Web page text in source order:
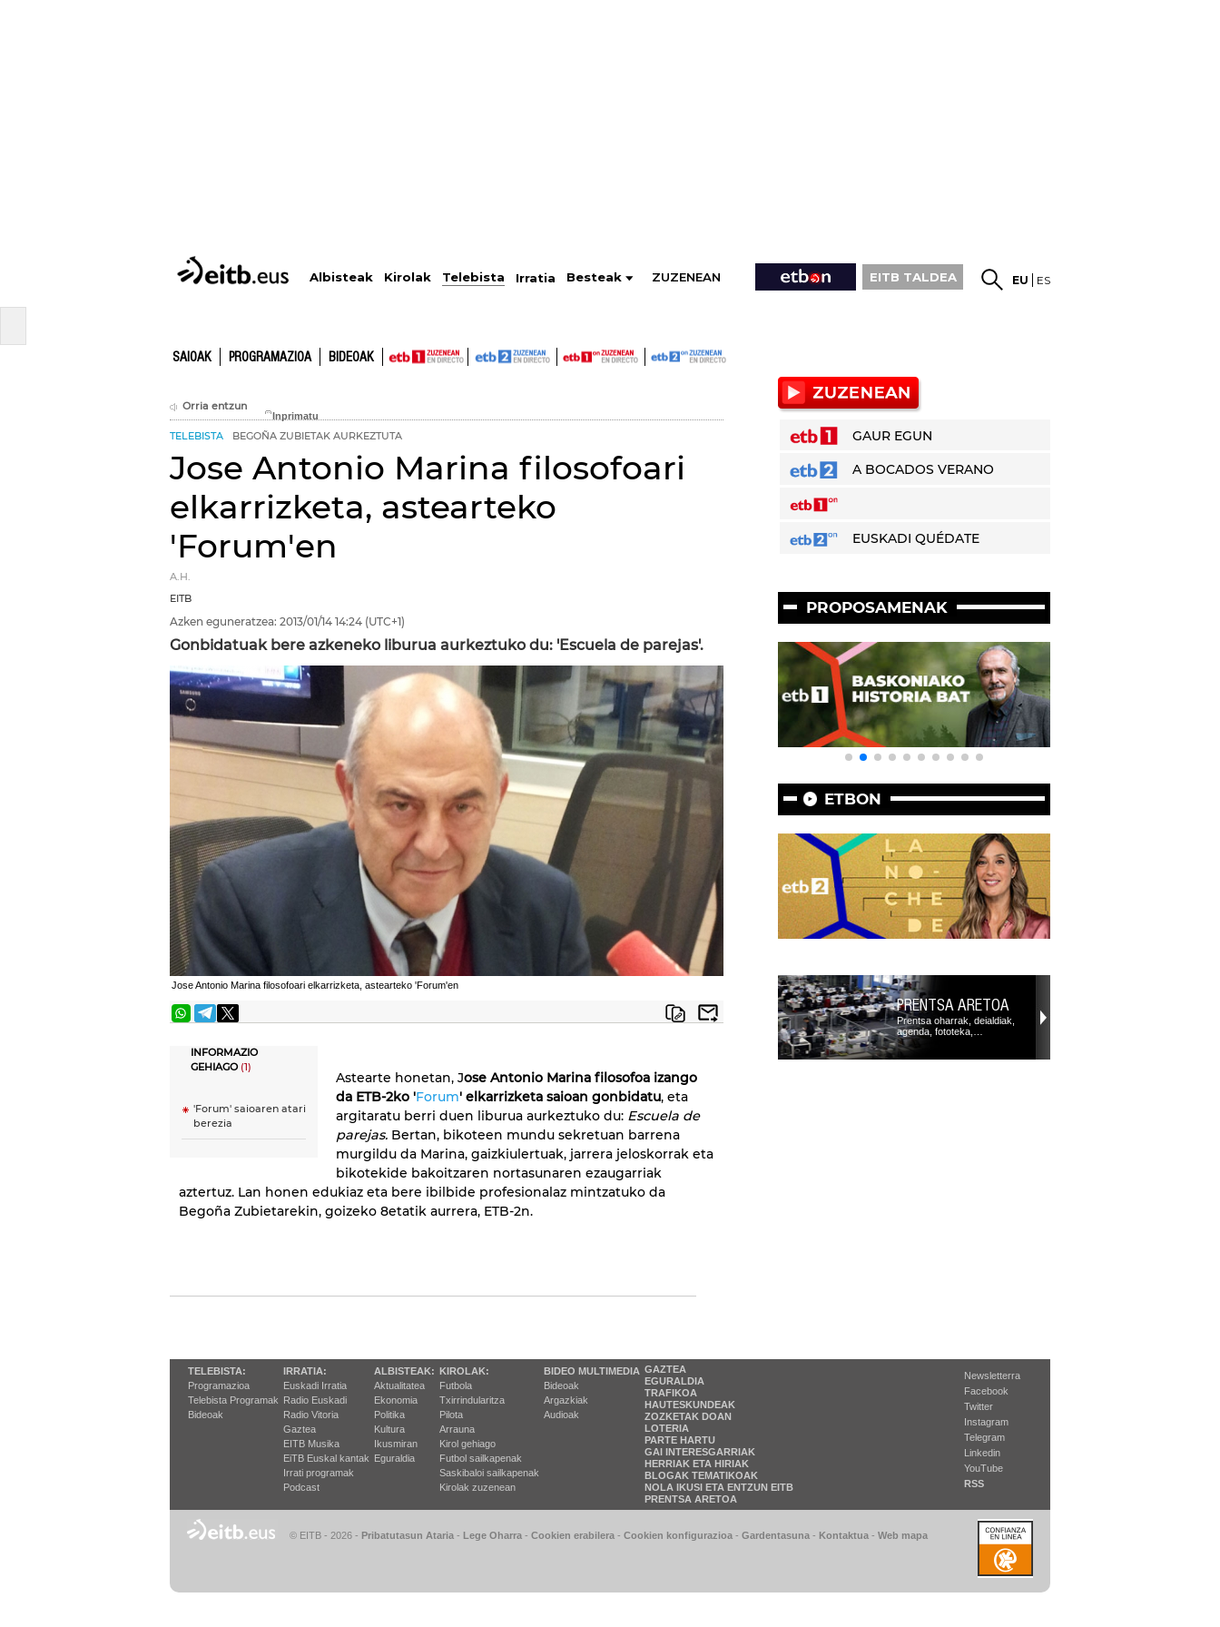
Albisteak Kirolak Telebista Irratia Besteak ZUZENEAN EITB TALDEA EU ES
SAIOAK PROGRAMAZIOA BIDEOAK
Orria entzun
TELEBISTA BEGOÑA ZUBIETAK AURKEZTUTA
Jose Antonio Marina filosofoari
elkarrizketa, astearteko
'Forum'en
A.H.
EITB
Azken eguneratzea: 2013/01/14 14:24 (UTC+1)
Gonbidatuak bere azkeneko liburua aurkeztuko du: 'Escuela de parejas'.
Jose Antonio Marina filosofoari elkarrizketa, astearteko 'Forum'en
INFORMAZIO
GEHIAGO(1)
'Forum' saioaren atari
berezia
Astearte honetan, Jose Antonio Marina filosofoa izango
da ETB-2ko 'Forum' elkarrizketa saioan gonbidatu, eta
argitaratu berri duen liburua aurkeztuko du: Escuela de
parejas. Bertan, bikoteen mundu sekretuan barrena
murgildu da Marina, gaizkiulertuak, jarrera jeloskorrak eta
bikotekide bakoitzaren nortasunaren ezaugarriak
aztertuz. Lan honen edukiaz eta bere ibilbide profesionalaz mintzatuko da
Begoña Zubietarekin, goizeko 8etatik aurrera, ETB-2n.
GAUR EGUN
A BOCADOS VERANO
EUSKADI QUÉDATE
PROPOSAMENAK
ETBON
PRENTSA ARETOA
Prentsa oharrak, deialdiak,
agenda, fototeka,…
TELEBISTA:
Programazioa
Telebista Programak
Bideoak
IRRATIA:
Euskadi Irratia
Radio Euskadi
Radio Vitoria
Gaztea
EITB Musika
EiTB Euskal kantak
Irrati programak
Podcast
ALBISTEAK:
Aktualitatea
Ekonomia
Politika
Kultura
Ikusmiran
Eguraldia
KIROLAK:
Futbola
Txirrindularitza
Pilota
Arrauna
Kirol gehiago
Futbol sailkapenak
Saskibaloi sailkapenak
Kirolak zuzenean
BIDEO MULTIMEDIA
Bideoak
Argazkiak
Audioak
GAZTEA
EGURALDIA
TRAFIKOA
HAUTESKUNDEAK
ZOZKETAK DOAN
LOTERIA
PARTE HARTU
GAI INTERESGARRIAK
HERRIAK ETA HIRIAK
BLOGAK TEMATIKOAK
NOLA IKUSI ETA ENTZUN EITB
PRENTSA ARETOA
Newsletterra
Facebook
Twitter
Instagram
Telegram
Linkedin
YouTube
RSS
© EITB - 2026 - Pribatutasun Ataria - Lege Oharra - Cookien erabilera - Cookien konfigurazioa - Gardentasuna - Kontaktua - Web mapa